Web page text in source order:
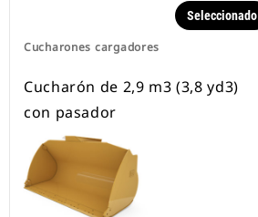
Cucharones cargadores
Seleccionado
Cucharón de 2,9 m3 (3,8 yd3)
con pasador